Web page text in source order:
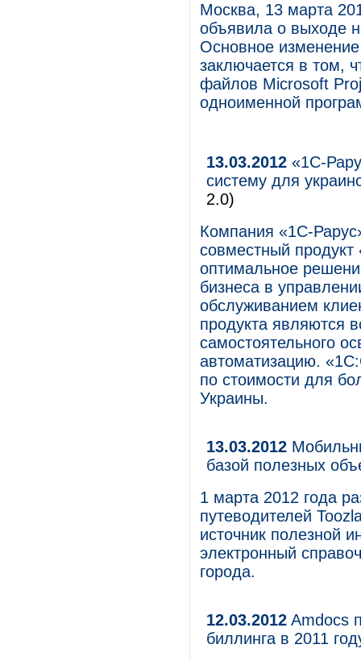
Москва, 13 марта
объявила о выходе
Основное
заключается в том,
файлов Microsoft
одноименной
13.03.2012 «1С-
систему для
2.0)
Компания «1С-
совместный
оптимальное
бизнеса в
обслуживанием
продукта являются
самостоятельного
автоматизацию.
по стоимости для
Украины.
13.03.2012
базой полезных
1 марта 2012 года
путеводителей
источник полезной
электронный
города.
12.03.2012 Amdocs
биллинга в 2011